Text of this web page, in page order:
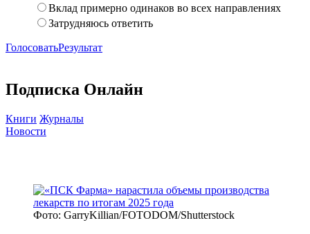
Вклад примерно одинаков во всех направлениях
Затрудняюсь ответить
ГолосоватьРезультат
Подписка Онлайн
Книги Журналы
Новости
Фото: GarryKillian/FOTODOM/Shutterstock